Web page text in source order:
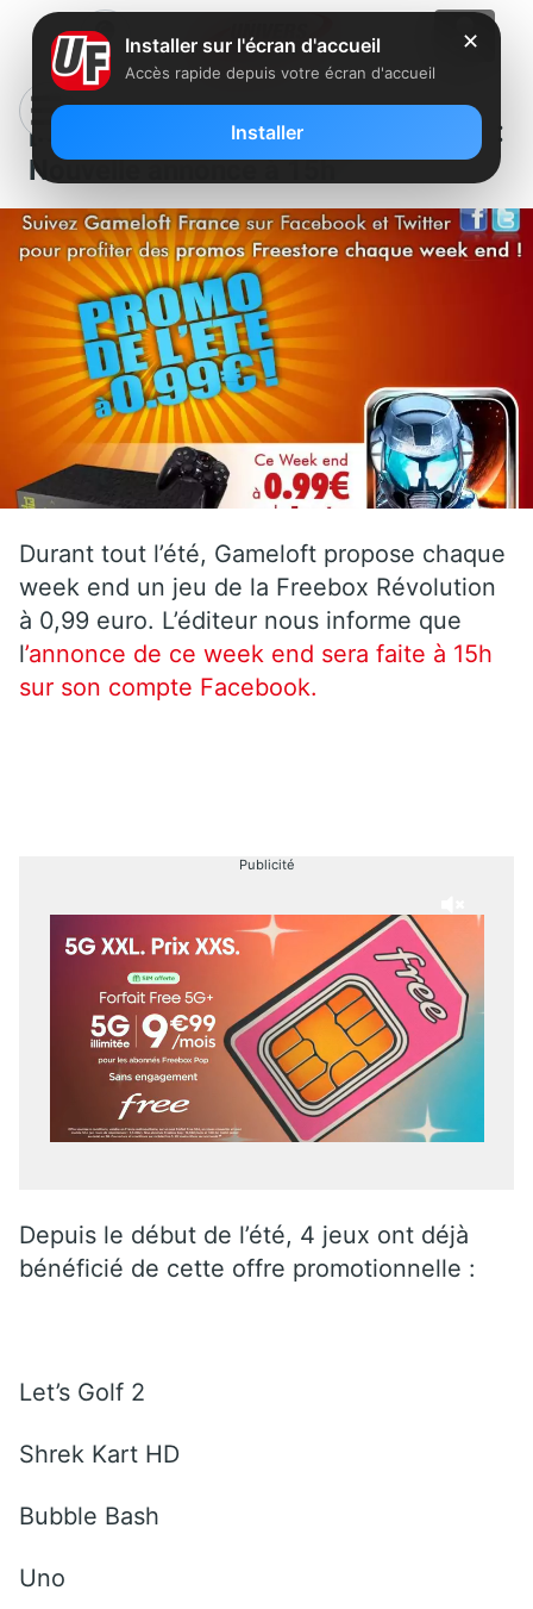
[MàJ] Promo d’été Gameloft :
Nouvelle annonce à 15h
Durant tout l’été, Gameloft propose chaque
week end un jeu de la Freebox Révolution
à 0,99 euro. L’éditeur nous informe que
l’annonce de ce week end sera faite à 15h
sur son compte Facebook.
Publicité
Depuis le début de l’été, 4 jeux ont déjà
bénéficié de cette offre promotionnelle :
Let’s Golf 2
Shrek Kart HD
Bubble Bash
Uno
✕
Installer sur l'écran d'accueil
Accès rapide depuis votre écran d'accueil
Installer